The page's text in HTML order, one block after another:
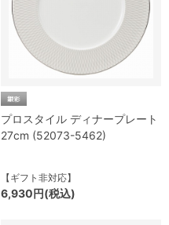
プロスタイル ディナープレート
27cm (52073-5462)
【ギフト非対応】
6,930円(税込)